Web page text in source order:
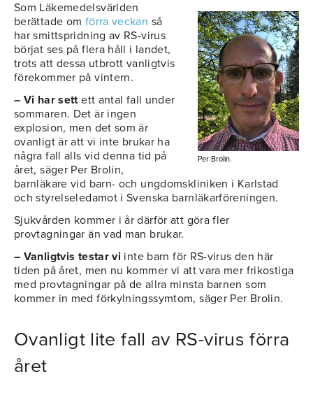
Per Brolin.
Som Läkemedelsvärlden
berättade om förra veckan så
har smittspridning av RS-virus
börjat ses på flera håll i landet,
trots att dessa utbrott vanligtvis
förekommer på vintern.
– Vi har settett antal fall under
sommaren. Det är ingen
explosion, men det som är
ovanligt är att vi inte brukar ha
några fall alls vid denna tid på
året, säger Per Brolin,
barnläkare vid barn- och ungdomskliniken i Karlstad
och styrelseledamot i Svenska barnläkarföreningen.
Sjukvården kommer i år därför att göra fler
provtagningar än vad man brukar.
– Vanligtvis testar vi inte barn för RS-virus den här
tiden på året, men nu kommer vi att vara mer frikostiga
med provtagningar på de allra minsta barnen som
kommer in med förkylningssymtom, säger Per Brolin.
Ovanligt lite fall av RS-virus förra
året